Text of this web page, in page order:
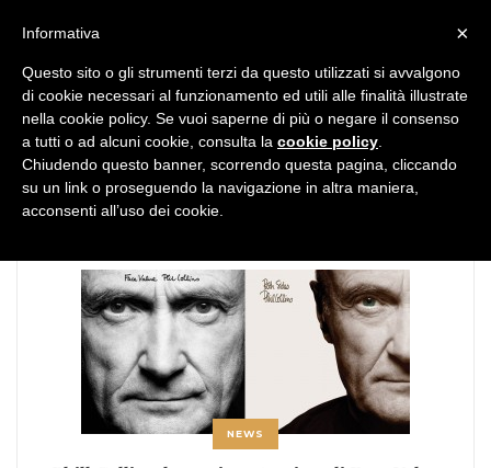
TAG: Phill Collins
NEWS
×
Informativa
Questo sito o gli strumenti terzi da questo utilizzati si avvalgono
di cookie necessari al funzionamento ed utili alle finalità illustrate
nella cookie policy. Se vuoi saperne di più o negare il consenso
a tutti o ad alcuni cookie, consulta la cookie policy
Chiudendo questo banner, scorrendo questa pagina, cliccando
su un link o proseguendo la navigazione in altra maniera,
acconsenti all’uso dei cookie.